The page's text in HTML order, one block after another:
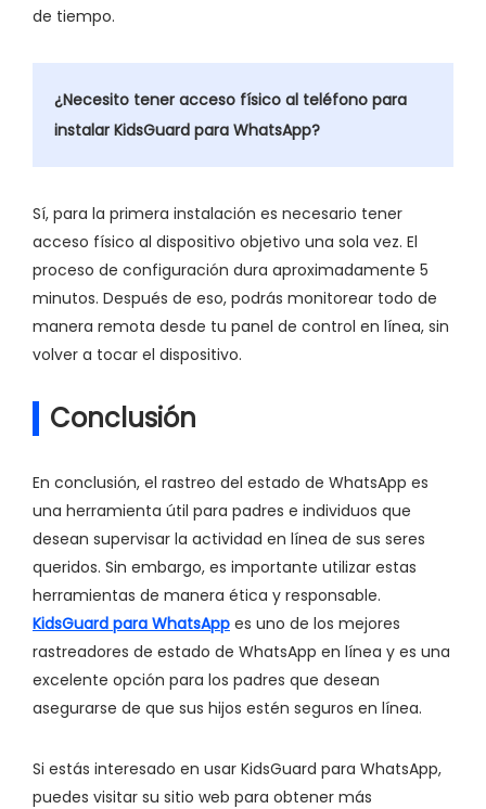
de tiempo.
¿Necesito tener acceso físico al teléfono para
instalar KidsGuard para WhatsApp?
Sí, para la primera instalación es necesario tener
acceso físico al dispositivo objetivo una sola vez. El
proceso de configuración dura aproximadamente 5
minutos. Después de eso, podrás monitorear todo de
manera remota desde tu panel de control en línea, sin
volver a tocar el dispositivo.
Conclusión
En conclusión, el rastreo del estado de WhatsApp es
una herramienta útil para padres e individuos que
desean supervisar la actividad en línea de sus seres
queridos. Sin embargo, es importante utilizar estas
herramientas de manera ética y responsable.
KidsGuard para WhatsApp es uno de los mejores
rastreadores de estado de WhatsApp en línea y es una
excelente opción para los padres que desean
asegurarse de que sus hijos estén seguros en línea.
Si estás interesado en usar KidsGuard para WhatsApp,
puedes visitar su sitio web para obtener más